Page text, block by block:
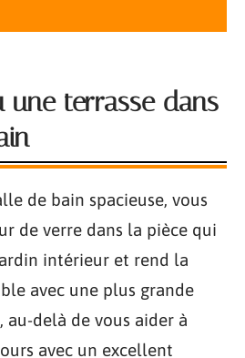
une terrasse dans
de bain spacieuse, vous
de verre dans la pièce qui
intérieur et rend la
avec une plus grande
au-delà de vous aider à
avec un excellent